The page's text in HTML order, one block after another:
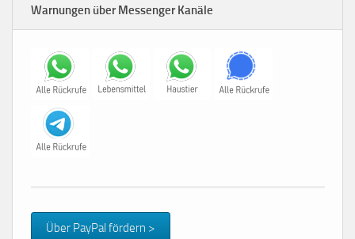
Warnungen über Messenger Kanäle
Über PayPal fördern >